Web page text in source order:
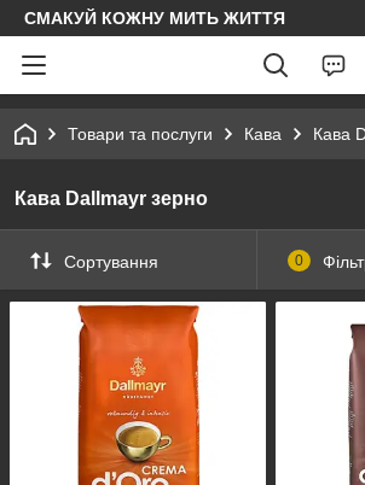
СМАКУЙ КОЖНУ МИТЬ ЖИТТЯ
Товари та послуги Кава Кава
Кава Dallmayr зерно
Сортування 0